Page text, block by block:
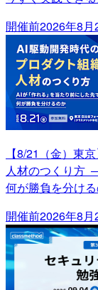
開催前2026年8月
【8/21（金）東
人材のつくり方
何が勝負を分け
開催前2026年8月